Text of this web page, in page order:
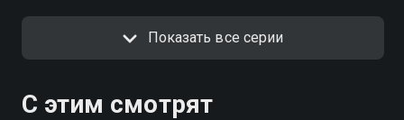
Показать все серии
С этим смотрят